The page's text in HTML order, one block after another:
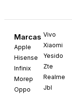
Marcas
Apple
Hisense
Infinix
Morep
Oppo
Vivo
Xiaomi
Yesido
Zte
Realme
Jbl